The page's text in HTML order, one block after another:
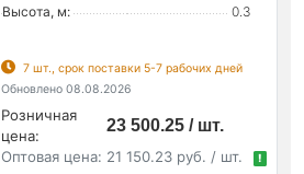
Высота, м:
0.3
7 шт., срок поставки 5-7 рабочих дней
Обновлено 08.08.2026
Розничная
цена:
23 500.25 / шт.
Оптовая цена: 21 150.23 руб. / шт. !